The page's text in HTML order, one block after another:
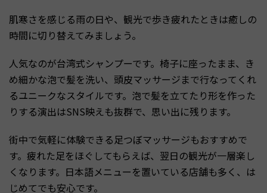
肌寒さを感じる雨の日や、観光で歩き疲れたときは癒しの
時間に切り替えてみましょう。
人気なのが台湾式シャンプーです。椅子に座ったまま、き
め細かな泡で髪を洗い、頭皮マッサージまで行なってくれ
るユニークなスタイルです。泡で髪を立てたり形を作った
りする演出はSNS映えも抜群で、思い出に残ります。
街中で気軽に体験できる足つぼマッサージもおすすめで
す。疲れた足をほぐしてもらえば、翌日の観光が一層楽し
くなります。日本語メニューを置いている店舗も多く、は
じめてでも安心です。